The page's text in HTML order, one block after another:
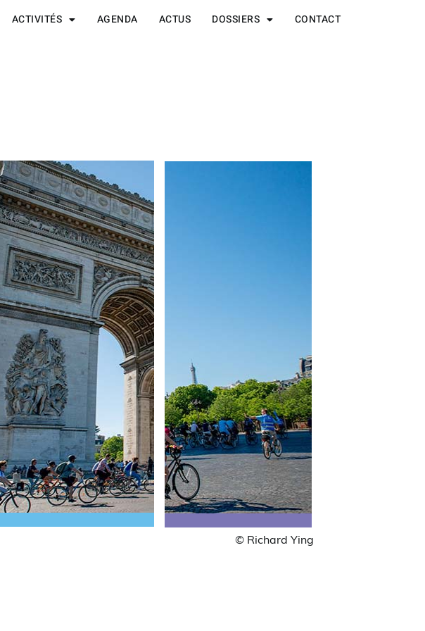
ACTIVITÉS AGENDA ACTUS DOSSIERS CONTACT
© Richard Ying